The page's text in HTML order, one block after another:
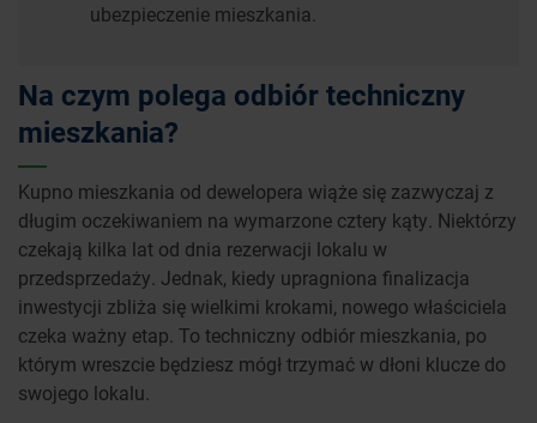
ubezpieczenie mieszkania.
Na czym polega odbiór techniczny
mieszkania?
Kupno mieszkania od dewelopera wiąże się zazwyczaj z
długim oczekiwaniem na wymarzone cztery kąty. Niektórzy
czekają kilka lat od dnia rezerwacji lokalu w
przedsprzedaży. Jednak, kiedy upragniona finalizacja
inwestycji zbliża się wielkimi krokami, nowego właściciela
czeka ważny etap. To techniczny odbiór mieszkania, po
którym wreszcie będziesz mógł trzymać w dłoni klucze do
swojego lokalu.